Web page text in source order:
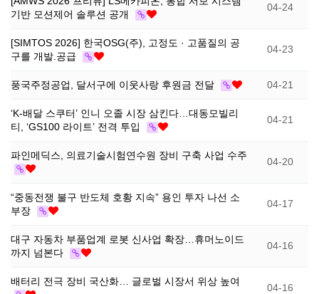
정
안
지
원
업
정
인
증
휴
시
이
벤
기반 모션제어 솔루션 공개
04-24
[SIMTOS 2026] 한국OSG(주), 고정도 · 고품질의 공
구를 개발.공급
04-23
풍국주정공업, 달서구에 이웃사랑 후원금 전달 04-21
‘K-배달 스쿠터’ 인니 오졸 시장 삼킨다…대동모빌리
티, ‘GS100 라이트’ 전격 투입
04-21
파인메딕스, 의료기술시험연수원 장비 구축 사업 수주
04-20
“중동전쟁 불구 반도체 호황 지속” 용인 투자 나선 소
부장
04-17
대구 자동차 부품업계 로봇 신사업 확장…휴머노이드
까지 넘본다
04-16
배터리 전극 장비 국산화… 글로벌 시장서 위상 높여
04-16